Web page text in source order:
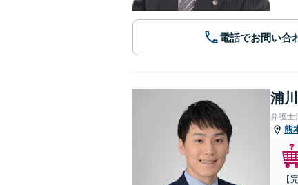
電話でお問い合
浦
弁護士
熊
【